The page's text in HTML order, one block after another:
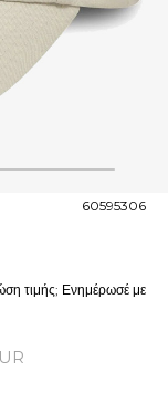
2
60595306
τιμής; Ενημέρωσέ με